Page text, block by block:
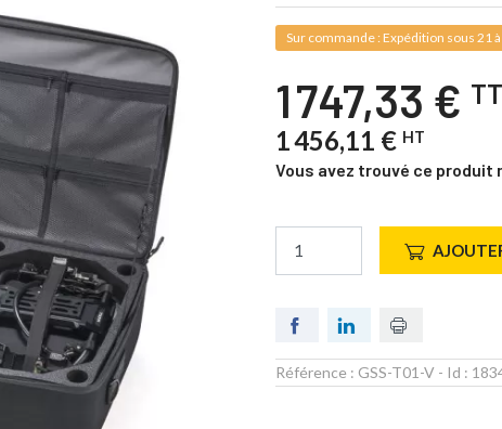
Sur commande : Expédition sous 21
1 747,33 €
1 456,11 € HT
Vous avez trouvé ce produit
Référence : GSS-T01-V - Id :